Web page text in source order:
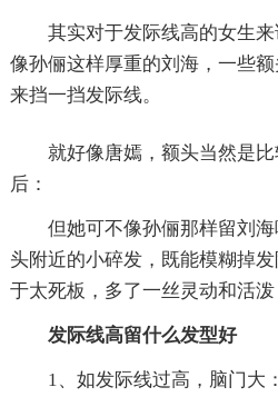
其实对于发际线高的女生
像孙俪这样厚重的刘海，一些
来挡一挡发际线。
就好像唐嫣，额头当然是
后：
但她可不像孙俪那样留刘
头附近的小碎发，既能模糊掉
于太死板，多了一丝灵动和活泼
发际线高留什么发型好
1、如发际线过高，脑门大